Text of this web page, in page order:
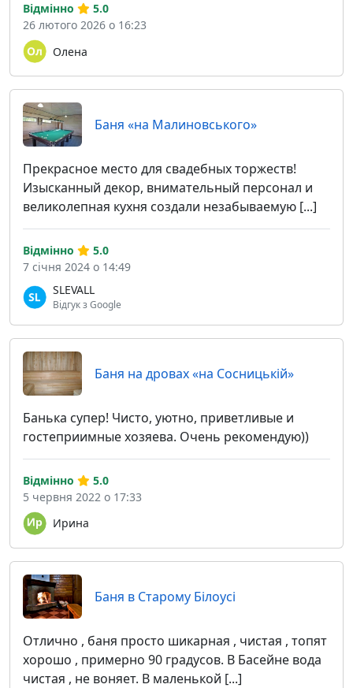
Олена
Відмінно
5.0
26 лютого 2026 о 16:23
Баня «на Малиновського»
Прекрасное место для свадебных торжеств!
Изысканный декор, внимательный персонал и
великолепная кухня создали незабываемую [...]
SLEVALL
Відгук з Google
Відмінно
5.0
7 січня 2024 о 14:49
Баня на дровах «на Сосницькій»
Банька супер! Чисто, уютно, приветливые и
гостеприимные хозяева. Очень рекомендую))
Ирина
Відмінно
5.0
5 червня 2022 о 17:33
Баня в Старому Білоусі
Отлично , баня просто шикарная , чистая , топят
хорошо , примерно 90 градусов. В Басейне вода
чистая , не воняет. В маленькой [...]